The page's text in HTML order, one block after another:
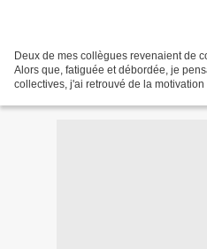
Deux de mes collègues revenaient de
Alors que, fatiguée et débordée, je
collectives, j'ai retrouvé de la motivation